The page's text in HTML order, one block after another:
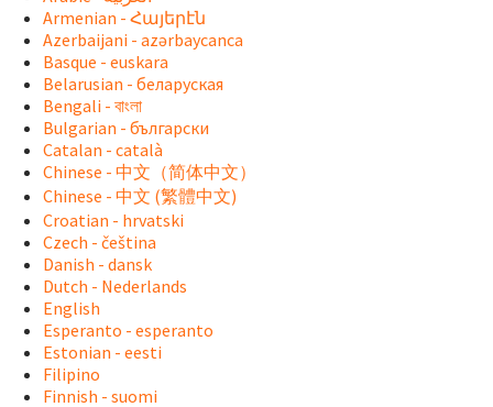
Armenian - Հայերէն
Azerbaijani - azərbaycanca
Basque - euskara
Belarusian - беларуская
Bengali - বাংলা
Bulgarian - български
Catalan - català
Chinese - 中文（简体中文）
Chinese - 中文 (繁體中文)
Croatian - hrvatski
Czech - čeština
Danish - dansk
Dutch - Nederlands
English
Esperanto - esperanto
Estonian - eesti
Filipino
Finnish - suomi